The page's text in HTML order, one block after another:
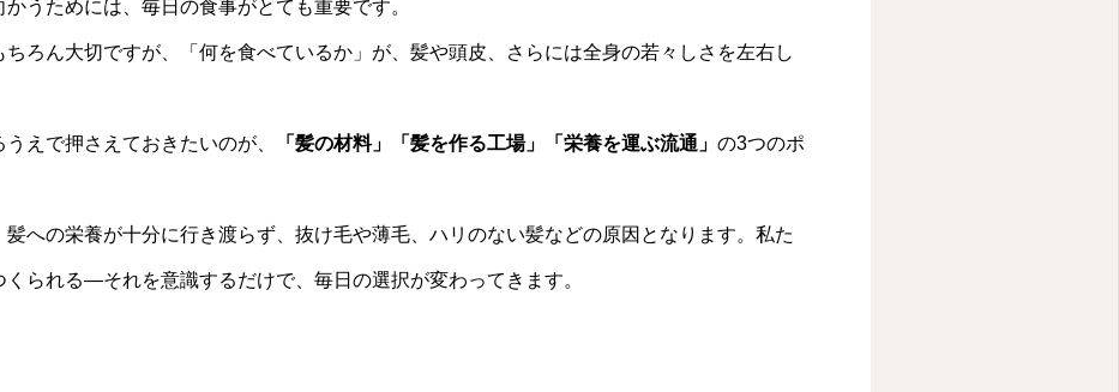
うためには、毎日の食事がとても重要です。
ろん大切ですが、「何を食べているか」が、髪や頭皮、さらには全身の若々しさを左右し
えで押さえておきたいのが、 「髪の材料」「髪を作る工場」「栄養を運ぶ流通」 の3つのポ
髪への栄養が十分に行き渡らず、抜け毛や薄毛、ハリのない髪などの原因となります。私た
くられる—それを意識するだけで、毎日の選択が変わってきます。